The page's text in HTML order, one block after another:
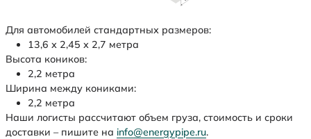
Для автомобилей стандартных размеров:
13,6 х 2,45 х 2,7 метра
Высота коников:
2,2 метра
Ширина между кониками:
2,2 метра
Наши логисты рассчитают объем груза, стоимость и сроки
доставки – пишите на info@energypipe.ru.